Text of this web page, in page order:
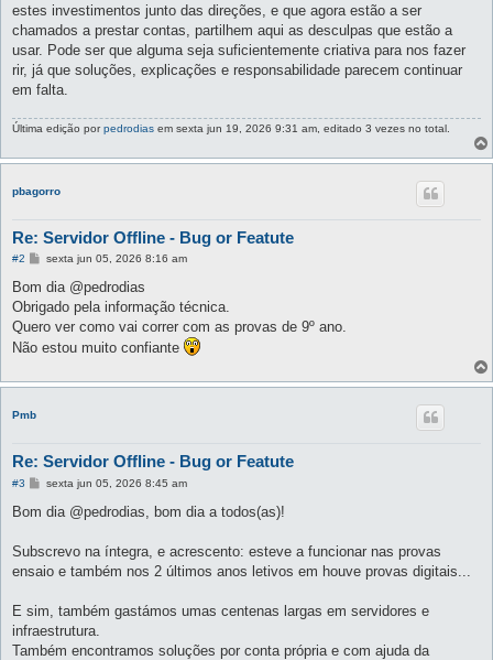
estes investimentos junto das direções, e que agora estão a ser
chamados a prestar contas, partilhem aqui as desculpas que estão a
usar. Pode ser que alguma seja suficientemente criativa para nos fazer
rir, já que soluções, explicações e responsabilidade parecem continuar
em falta.
Última edição porpedrodias em sexta jun 19, 2026 9:31 am, editado 3 vezes no total.
pbagorro
Re: Servidor Offline - Bug or Featute
#2
M
n
a
g
m
sexta jun 05, 2026 8:16 am
Bom dia @pedrodias
Obrigado pela informação técnica.
Quero ver como vai correr com as provas de 9º ano.
Não estou muito confiante
Pmb
Re: Servidor Offline - Bug or Featute
#3
M
n
g
m
sexta jun 05, 2026 8:45 am
Bom dia @pedrodias, bom dia a todos(as)!
Subscrevo na íntegra, e acrescento: esteve a funcionar nas provas
ensaio e também nos 2 últimos anos letivos em houve provas digitais...
E sim, também gastámos umas centenas largas em servidores e
infraestrutura.
Também encontramos soluções por conta própria e com ajuda da